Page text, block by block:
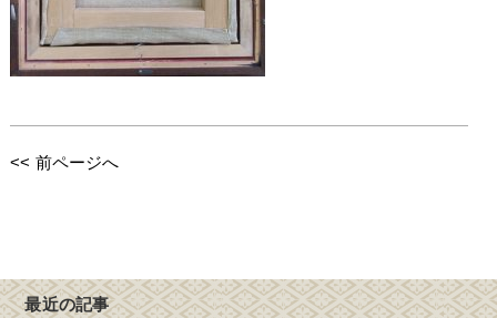
<< 前ページへ
最近の記事